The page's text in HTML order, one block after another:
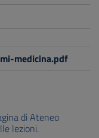
medicina.pdf
di Ateneo
lezioni.